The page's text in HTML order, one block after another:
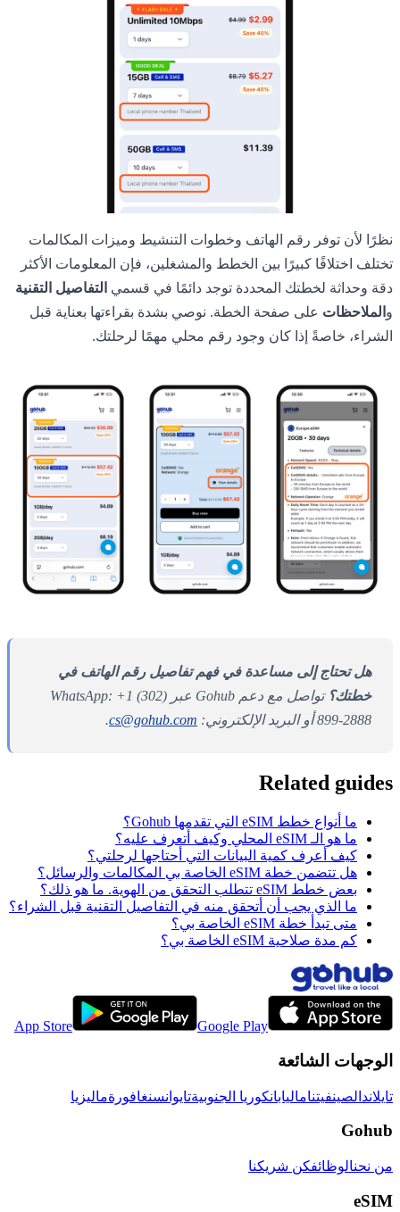
نظرًا لأن توفر رقم الهاتف وخطوات التنشيط وميزات المكالمات
تختلف اختلافًا كبيرًا بين الخطط والمشغلين، فإن المعلومات الأكثر
دقة وحداثة لخطتك المحددة توجد دائمًا في قسمي التفاصيل التقنية
و الملاحظات على صفحة الخطة. نوصي بشدة بقراءتها بعناية قبل
الشراء، خاصةً إذا كان وجود رقم محلي مهمًا لرحلتك.
هل تحتاج إلى مساعدة في فهم تفاصيل رقم الهاتف في
خطتك؟
تواصل مع دعم Gohub عبر WhatsApp: +1 (302)
899-2888 أو البريد الإلكتروني:
cs@gohub.com
.
Related guides
ما أنواع خطط eSIM التي تقدمها Gohub؟
ما هو الـ eSIM المحلي وكيف أتعرف عليه؟
كيف أعرف كمية البيانات التي أحتاجها لرحلتي؟
هل تتضمن خطة eSIM الخاصة بي المكالمات والرسائل؟
بعض خطط eSIM تتطلب التحقق من الهوية. ما هو ذلك؟
ما الذي يجب أن أتحقق منه في التفاصيل التقنية قبل الشراء؟
متى تبدأ خطة eSIM الخاصة بي؟
كم مدة صلاحية eSIM الخاصة بي؟
App Store Google Play
الوجهات الشائعة
تايلاند الصينفيتناماليابانكوريا الجنوبيةتايوانسنغافورةماليزيا
Gohub
من نحنالوظائفكن شريكنا
eSIM